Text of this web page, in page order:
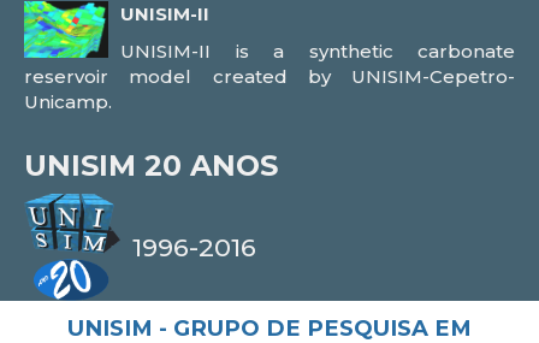
UNISIM-II
UNISIM-II is a synthetic carbonate
reservoir model created by UNISIM-Cepetro-
Unicamp.
UNISIM 20 ANOS
1996-2016
UNISIM - GRUPO DE PESQUISA EM